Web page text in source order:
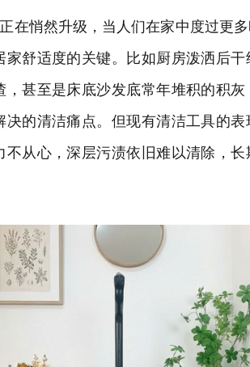
悄然升级，当人们在家中度过更多
家舒适度的关键。比如厨房泼洒后
，甚至是床底沙发底常年堆积的积
决的清洁痛点。但现有清洁工具的
不从心，深层污渍依旧难以清除，